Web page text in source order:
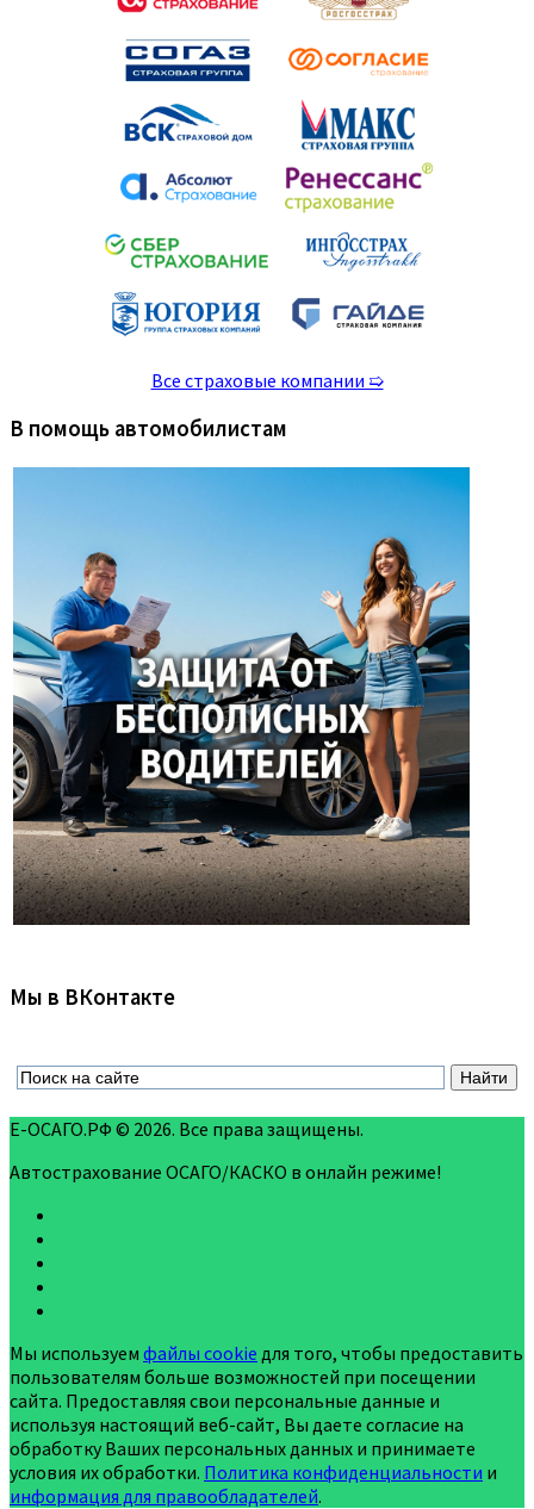
Все страховые компании ➯
В помощь автомобилистам
Мы в ВКонтакте
Е-ОСАГО.РФ © 2026. Все права защищены.
Автострахование ОСАГО/КАСКО в онлайн режиме!
Мы используем файлы cookie для того, чтобы предоставить
пользователям больше возможностей при посещении
сайта. Предоставляя свои персональные данные и
используя настоящий веб-сайт, Вы даете согласие на
обработку Ваших персональных данных и принимаете
условия их обработки. Политика конфиденциальности и
информация для правообладателей.